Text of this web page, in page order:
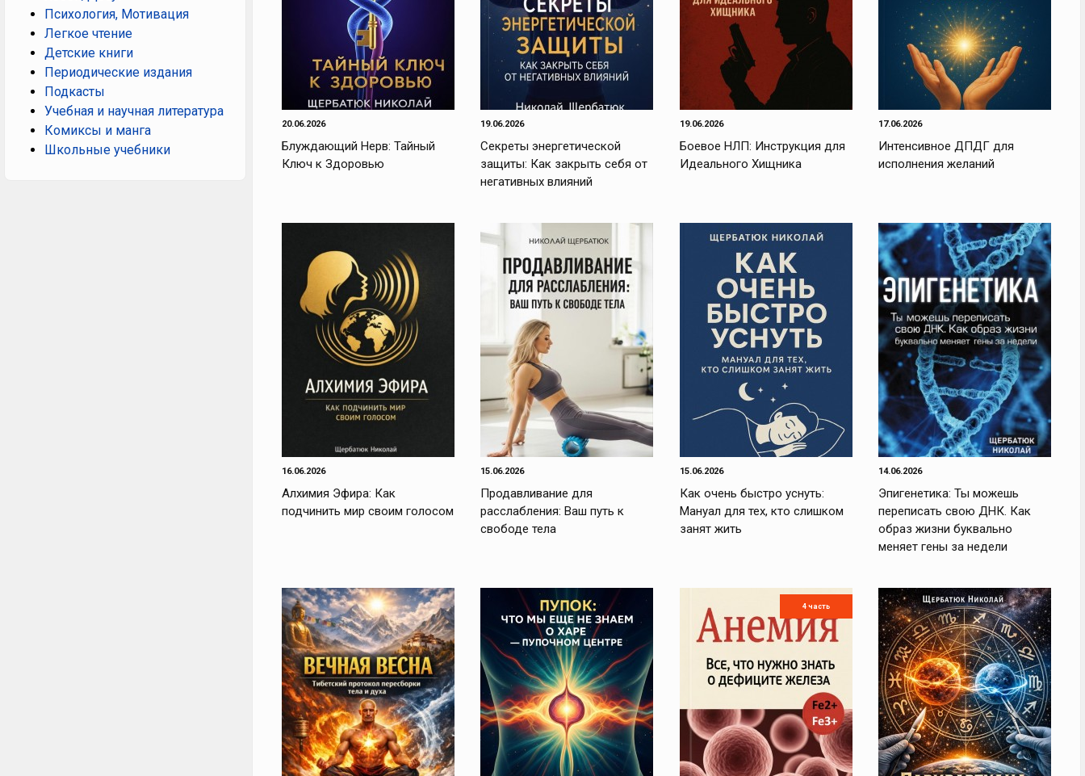
Психология, Мотивация
Легкое чтение
Детские книги
Периодические издания
Подкасты
Учебная и научная литература
Комиксы и манга
Школьные учебники
20.06.2026
Блуждающий Нерв: Тайный
Ключ к Здоровью
19.06.2026
Секреты энергетической
защиты: Как закрыть себя от
негативных влияний
19.06.2026
Боевое НЛП: Инструкция для
Идеального Хищника
17.06.2026
Интенсивное ДПДГ для
исполнения желаний
16.06.2026
Алхимия Эфира: Как
подчинить мир своим голосом
15.06.2026
Продавливание для
расслабления: Ваш путь к
свободе тела
15.06.2026
Как очень быстро уснуть:
Мануал для тех, кто слишком
занят жить
14.06.2026
Эпигенетика: Ты можешь
переписать свою ДНК. Как
образ жизни буквально
меняет гены за недели
4 часть